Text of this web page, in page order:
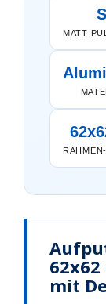
MATT
mit